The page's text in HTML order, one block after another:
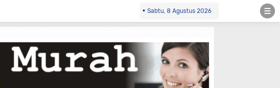
Sabtu, 8 Agustus 2026